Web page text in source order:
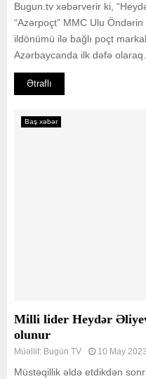
Bugun.tv xəbərverir ki,
“Azərpoçt” MMC Ulu
ildönümü ilə bağlı poçt
Azərbaycanda ilk dəfə olaraq...
Ətraflı
Baş xəbər
Milli lider Heydər
olunur
Müəllif: Bugün TV 10 May
Müstəqillik əldə etdikdən